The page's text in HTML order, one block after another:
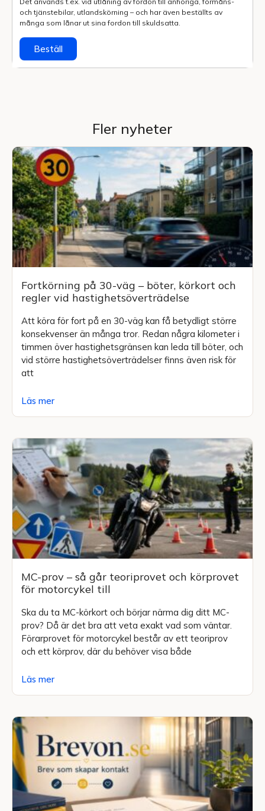
och tjänstebilar, utlands­körning – och har även beställts av
många som lånar ut sina fordon till skuldsatta.
Beställ
Fler nyheter
Fortkörning på 30-väg – böter, körkort och
regler vid hastighetsöverträdelse
Att köra för fort på en 30-väg kan få betydligt större
konsekvenser än många tror. Redan några kilometer i
timmen över hastighetsgränsen kan leda till böter, och
vid större hastighetsöverträdelser finns även risk för
att
Läs mer
MC-prov – så går teoriprovet och körprovet
för motorcykel till
Ska du ta MC-körkort och börjar närma dig ditt MC-
prov? Då är det bra att veta exakt vad som väntar.
Förarprovet för motorcykel består av ett teoriprov
och ett körprov, där du behöver visa både
Läs mer